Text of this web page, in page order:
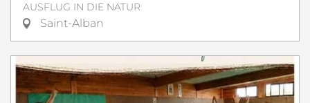
AUSFLUG IN DIE NATUR
Saint-Alban